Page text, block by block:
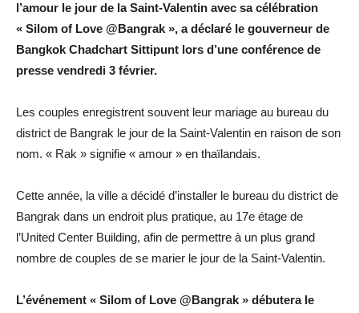
l’amour le jour de la Saint-Valentin avec sa célébration
« Silom of Love @Bangrak », a déclaré le gouverneur de
Bangkok Chadchart Sittipunt lors d’une conférence de
presse vendredi 3 février.
Les couples enregistrent souvent leur mariage au bureau du
district de Bangrak le jour de la Saint-Valentin en raison de son
nom. « Rak » signifie « amour » en thaïlandais.
Cette année, la ville a décidé d’installer le bureau du district de
Bangrak dans un endroit plus pratique, au 17e étage de
l’United Center Building, afin de permettre à un plus grand
nombre de couples de se marier le jour de la Saint-Valentin.
L’événement « Silom of Love @Bangrak » débutera le